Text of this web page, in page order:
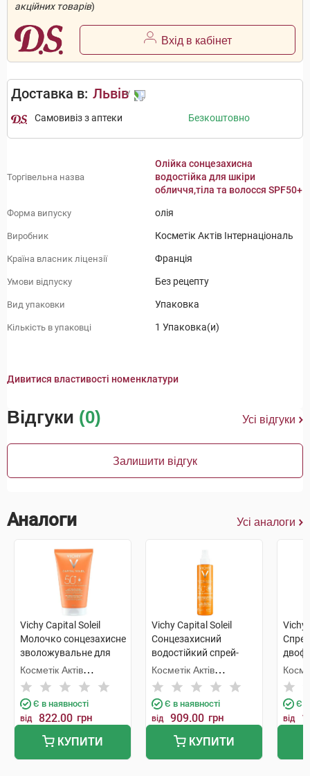
акційних товарів)
Вхід в кабінет
Доставка в: Львів
Самовивіз з аптеки Безкоштовно
Торгівельна назва
Олійка сонцезахисна
водостійка для шкіри
обличчя,тіла та волосся SPF50+
Форма випуску олія
Виробник Косметік Актів Інтернаціональ
Країна власник ліцензії Франція
Умови відпуску Без рецепту
Вид упаковки Упаковка
Кількість в упаковці 1 Упаковка(и)
Дивитися властивості номенклатури
Відгуки (0) Усі відгуки
Залишити відгук
Аналоги Усі аналоги
Vichy Capital Soleil
Молочко сонцезахисне
зволожувальне для
шкіри обличчя та тіла
дітей та дорослих
SPF50+ 150 мл 1 туба
Косметік Актів
Інтернаціональ
Є в наявності
від 822.00 грн
КУПИТИ
Vichy Capital Soleil
Сонцезахисний
водостійкий спрей-
флюїд для тіла SPF50+
200 мл 1 флакон
Косметік Актів
Інтернаціональ
Є в наявності
від 909.00 грн
КУПИТИ
Vichy
Є в
від